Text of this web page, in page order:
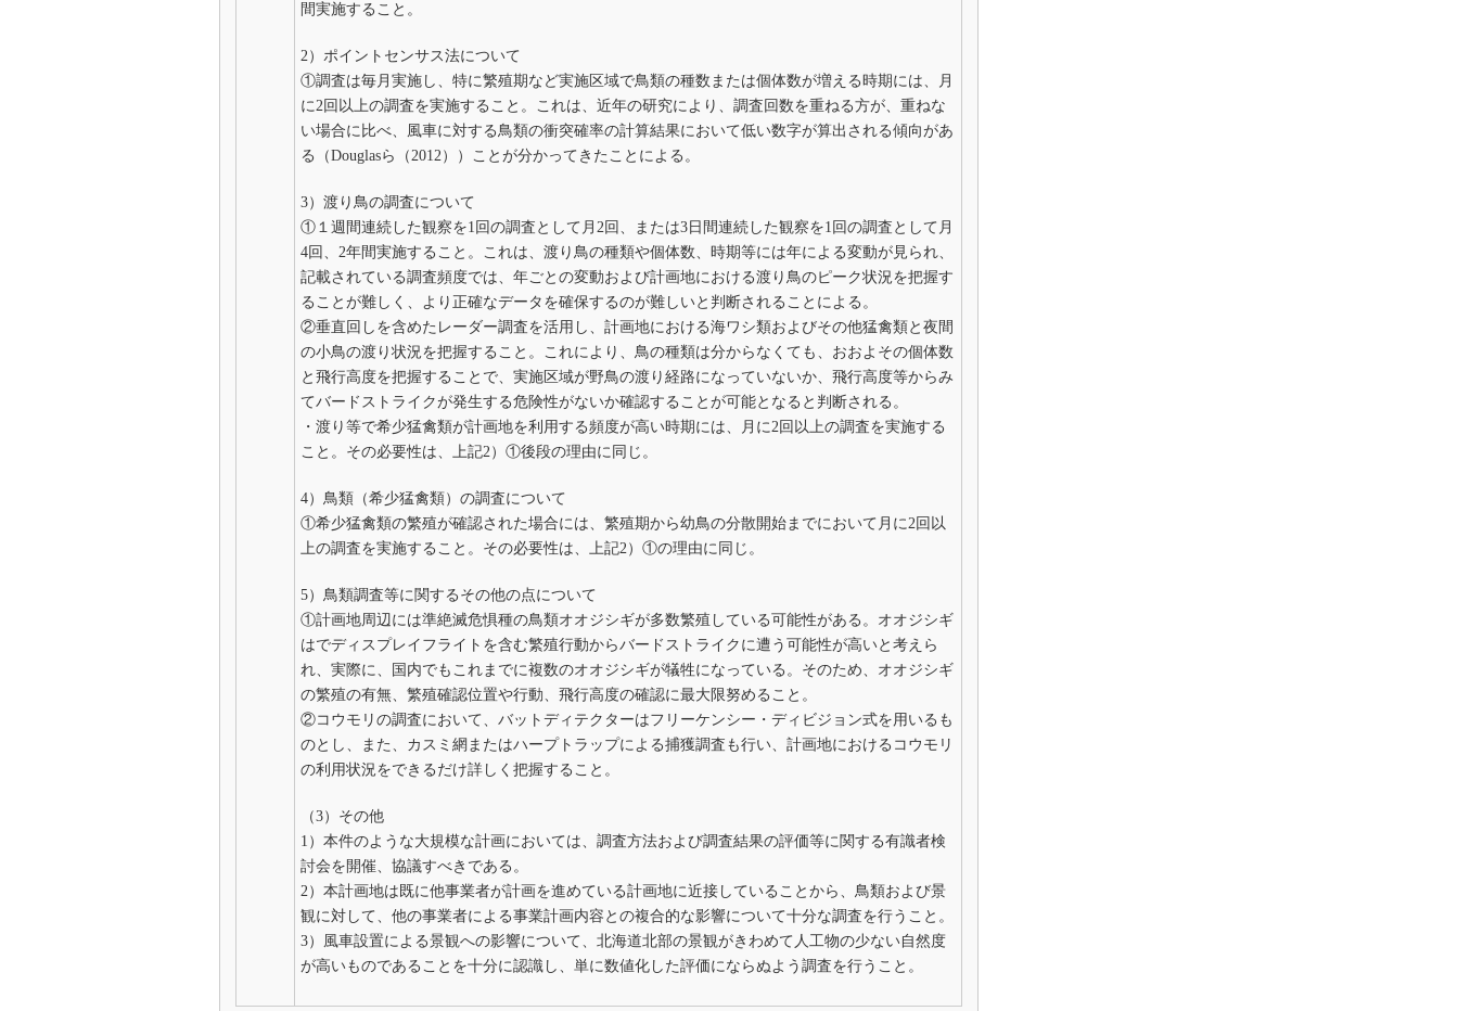
間実施すること。
2）ポイントセンサス法について
①調査は毎月実施し、特に繁殖期など実施区域で鳥類の種数または個体数が増える時期には、月
に2回以上の調査を実施すること。これは、近年の研究により、調査回数を重ねる方が、重ねな
い場合に比べ、風車に対する鳥類の衝突確率の計算結果において低い数字が算出される傾向があ
る（Douglasら（2012））ことが分かってきたことによる。
3）渡り鳥の調査について
①１週間連続した観察を1回の調査として月2回、または3日間連続した観察を1回の調査として月
4回、2年間実施すること。これは、渡り鳥の種類や個体数、時期等には年による変動が見られ、
記載されている調査頻度では、年ごとの変動および計画地における渡り鳥のピーク状況を把握す
ることが難しく、より正確なデータを確保するのが難しいと判断されることによる。
②垂直回しを含めたレーダー調査を活用し、計画地における海ワシ類およびその他猛禽類と夜間
の小鳥の渡り状況を把握すること。これにより、鳥の種類は分からなくても、おおよその個体数
と飛行高度を把握することで、実施区域が野鳥の渡り経路になっていないか、飛行高度等からみ
てバードストライクが発生する危険性がないか確認することが可能となると判断される。
・渡り等で希少猛禽類が計画地を利用する頻度が高い時期には、月に2回以上の調査を実施する
こと。その必要性は、上記2）①後段の理由に同じ。
4）鳥類（希少猛禽類）の調査について
①希少猛禽類の繁殖が確認された場合には、繁殖期から幼鳥の分散開始までにおいて月に2回以
上の調査を実施すること。その必要性は、上記2）①の理由に同じ。
5）鳥類調査等に関するその他の点について
①計画地周辺には準絶滅危惧種の鳥類オオジシギが多数繁殖している可能性がある。オオジシギ
はでディスプレイフライトを含む繁殖行動からバードストライクに遭う可能性が高いと考えら
れ、実際に、国内でもこれまでに複数のオオジシギが犠牲になっている。そのため、オオジシギ
の繁殖の有無、繁殖確認位置や行動、飛行高度の確認に最大限努めること。
②コウモリの調査において、バットディテクターはフリーケンシー・ディビジョン式を用いるも
のとし、また、カスミ網またはハープトラップによる捕獲調査も行い、計画地におけるコウモリ
の利用状況をできるだけ詳しく把握すること。
（3）その他
1）本件のような大規模な計画においては、調査方法および調査結果の評価等に関する有識者検
討会を開催、協議すべきである。
2）本計画地は既に他事業者が計画を進めている計画地に近接していることから、鳥類および景
観に対して、他の事業者による事業計画内容との複合的な影響について十分な調査を行うこと。
3）風車設置による景観への影響について、北海道北部の景観がきわめて人工物の少ない自然度
が高いものであることを十分に認識し、単に数値化した評価にならぬよう調査を行うこと。